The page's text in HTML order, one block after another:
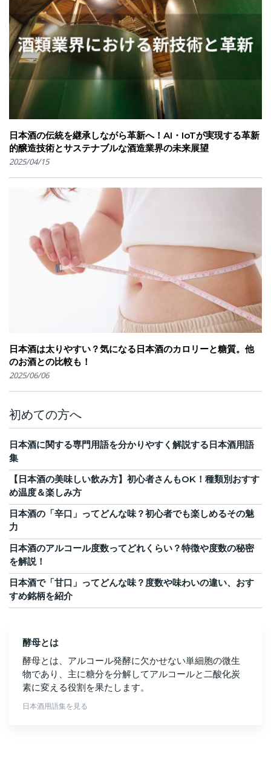
日本酒の伝統を継承しながら革新へ！AI・IoTが実現する革新
的醸造技術とサステナブルな酒造業界の未来展望
2025/04/15
日本酒は太りやすい？気になる日本酒のカロリーと糖質。他
のお酒との比較も！
2025/06/06
初めての方へ
日本酒に関する専門用語を分かりやすく解説する日本酒用語
集
【日本酒の美味しい飲み方】初心者さんもOK！種類別おすす
め温度＆楽しみ方
日本酒の「辛口」ってどんな味？初心者でも楽しめるその魅
力
日本酒のアルコール度数ってどれくらい？特徴や度数の秘密
を解説！
日本酒で「甘口」ってどんな味？度数や味わいの違い、おす
すめ銘柄を紹介
酵母とは
酵母とは、アルコール発酵に欠かせない単細胞の微生
物であり、主に糖分を分解してアルコールと二酸化炭
素に変える役割を果たします。
日本酒用語集を見る